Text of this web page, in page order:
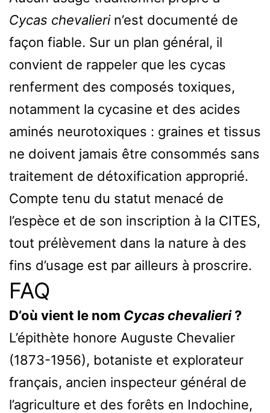
Cycas chevalierin’est documenté de
façon fiable. Sur un plan général, il
convient de rappeler que les cycas
renferment des composés toxiques,
notamment la cycasine et des acides
aminés neurotoxiques : graines et tissus
ne doivent jamais être consommés sans
traitement de détoxification approprié.
Compte tenu du statut menacé de
l’espèce et de son inscription à la CITES,
tout prélèvement dans la nature à des
fins d’usage est par ailleurs à proscrire.
FAQ
D’où vient le nom Cycas chevalieri?
L’épithète honore Auguste Chevalier
(1873-1956), botaniste et explorateur
français, ancien inspecteur général de
l’agriculture et des forêts en Indochine,